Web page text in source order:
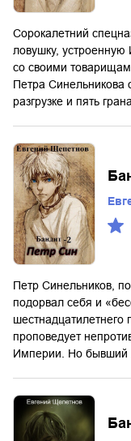
Сорокалетний
ловушку,
со своими
Петра Синельникова
разгрузке и пять
Петр Синельников,
подорвал себя и
шестнадцатилетнего
проповедует
Империи. Но бывший